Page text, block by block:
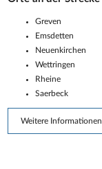
Weitere Informationen
Greven
Emsdetten
Neuenkirchen
Wettringen
Rheine
Saerbeck